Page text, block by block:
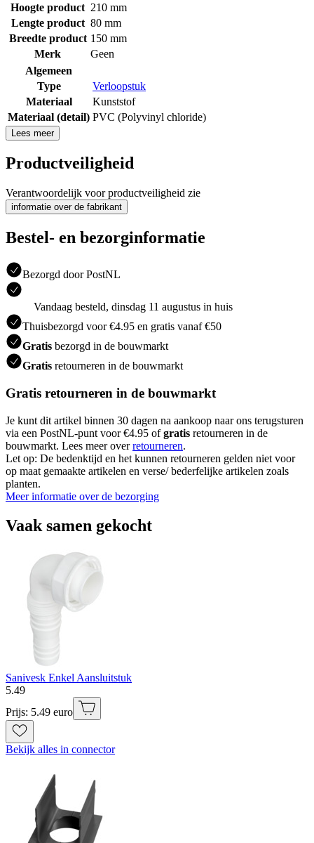
Hoogte product 210 mm
Lengte product 80 mm
Breedte product 150 mm
Merk
Geen
Algemeen
Type
Verloopstuk
Materiaal
Kunststof
Materiaal (detail) PVC (Polyvinyl chloride)
Lees meer
Productveiligheid
Verantwoordelijk voor productveiligheid zie
informatie over de fabrikant
Bestel- en bezorginformatie
Bezorgd door PostNL
Vandaag besteld, dinsdag 11 augustus in huis
Thuisbezorgd voor €4.95 en gratis vanaf €50
Gratis bezorgd in de bouwmarkt
Gratis retourneren in de bouwmarkt
Gratis retourneren in de bouwmarkt
Je kunt dit artikel binnen 30 dagen na aankoop naar ons terugsturen
via een PostNL-punt voor €4.95 ofgratis retourneren in de
bouwmarkt. Lees meer overretourneren.
Let op: De bedenktijd en het kunnen retourneren gelden niet voor
op maat gemaakte artikelen en verse/ bederfelijke artikelen zoals
planten.
Meer informatie over de bezorging
Vaak samen gekocht
Sanivesk Enkel Aansluitstuk
5.49
Prijs: 5.49 euro
Bekijk alles in connector